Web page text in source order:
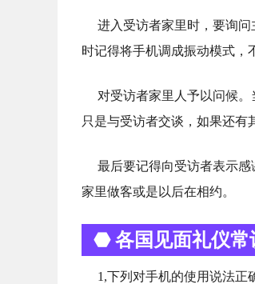
进入受访者家里时，要询
时记得将手机调成振动模式，
对受访者家里人予以问候
只是与受访者交谈，如果还有
最后要记得向受访者表示
家里做客或是以后在相约。
⬣ 各国见面礼仪常
1,下列对手机的使用说法正